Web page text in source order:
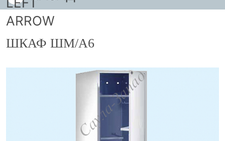
ШКАФ ШМ/А6